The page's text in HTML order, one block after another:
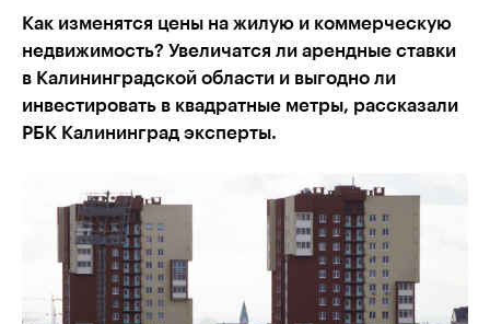
Как изменятся цены на жилую и коммерческую
недвижимость? Увеличатся ли арендные ставки
в Калининградской области и выгодно ли
инвестировать в квадратные метры, рассказали
РБК Калининград эксперты.